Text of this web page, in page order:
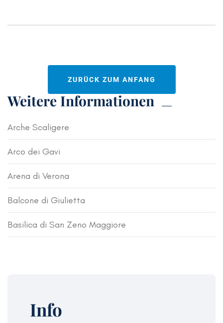
ZURÜCK ZUM ANFANG
Weitere Informationen
Arche Scaligere
Arco dei Gavi
Arena di Verona
Balcone di Giulietta
Basilica di San Zeno Maggiore
Info